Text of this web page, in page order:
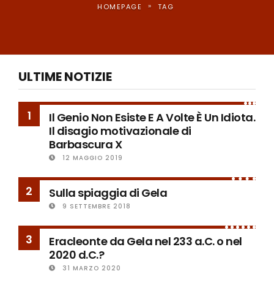
HOMEPAGE » TAG
ULTIME NOTIZIE
1
Il Genio Non Esiste E A Volte È Un Idiota.
Il disagio motivazionale di
Barbascura X
12 MAGGIO 2019
2 Sulla spiaggia di Gela
9 SETTEMBRE 2018
3
Eracleonte da Gela nel 233 a.C. o nel
2020 d.C.?
31 MARZO 2020